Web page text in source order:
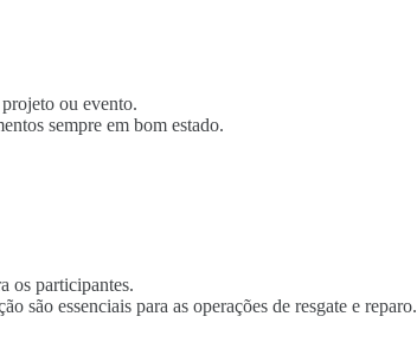
ou evento.
sempre em bom estado.
os participantes.
são essenciais para as operações de resgate e reparo.